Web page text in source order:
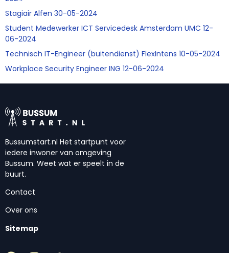
Stagiair Alfen 30-05-2024
Student Medewerker ICT Servicedesk Amsterdam UMC 12-
06-2024
Technisch IT-Engineer (buitendienst) FlexIntens 10-05-2024
Workplace Security Engineer ING 12-06-2024
Bussumstart.nl Het startpunt voor
iedere inwoner van omgeving
Bussum. Weet wat er speelt in de
buurt.
Contact
Over ons
Sitemap